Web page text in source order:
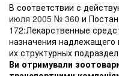
В соответствии с
июля 2005 № 360 и
172:Лекарственные
назначения надлежащего
их структурных
Ви отримували